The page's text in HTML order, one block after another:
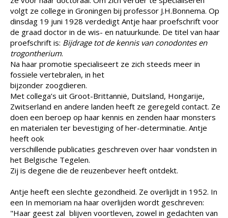
volgt ze college in Groningen bij professor J.H.Bonnema. Op
dinsdag 19 juni 1928 verdedigt Antje haar proefschrift voor
de graad doctor in de wis- en natuurkunde. De titel van haar
proefschrift is: Bijdrage tot de kennis van conodontes en
trogontherium.
Na haar promotie specialiseert ze zich steeds meer in
fossiele vertebralen, in het
bijzonder zoogdieren.
Met collega’s uit Groot-Brittannië, Duitsland, Hongarije,
Zwitserland en andere landen heeft ze geregeld contact. Ze
doen een beroep op haar kennis en zenden haar monsters
en materialen ter bevestiging of her-determinatie. Antje
heeft ook
verschillende publicaties geschreven over haar vondsten in
het Belgische Tegelen.
Zij is degene die de reuzenbever heeft ontdekt.
Antje heeft een slechte gezondheid. Ze overlijdt in 1952. In
een In memoriam na haar overlijden wordt geschreven:
"Haar geest zal blijven voortleven, zowel in gedachten van